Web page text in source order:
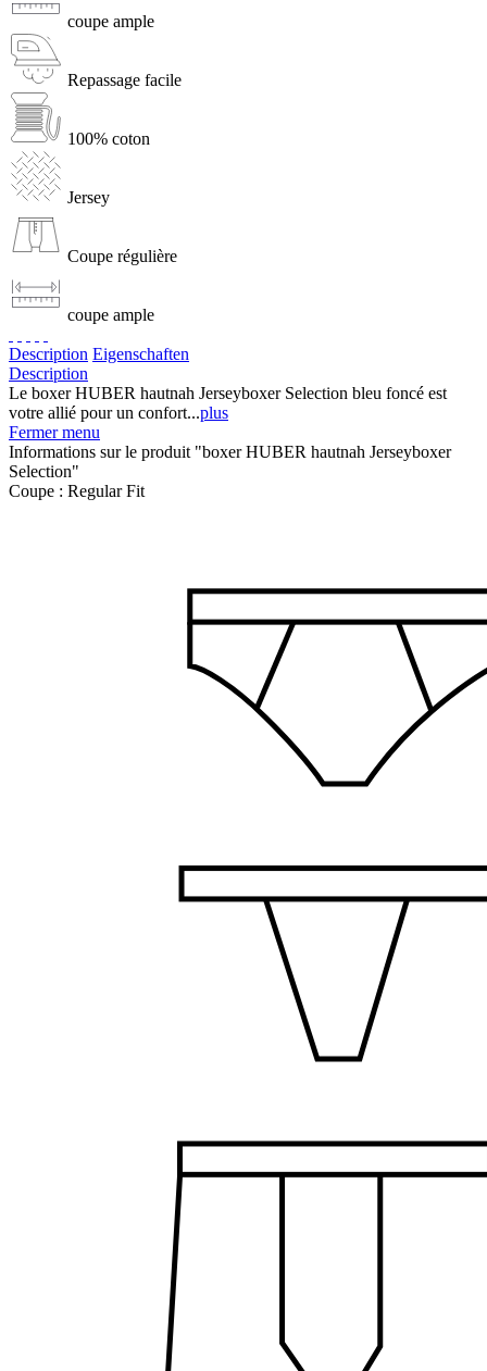
coupe ample
Repassage facile
100% coton
Jersey
Coupe régulière
coupe ample
Description Eigenschaften
Description
Le boxer HUBER hautnah Jerseyboxer Selection bleu foncé est
votre allié pour un confort...plus
Fermer menu
Informations sur le produit "boxer HUBER hautnah Jerseyboxer
Selection"
Coupe : Regular Fit